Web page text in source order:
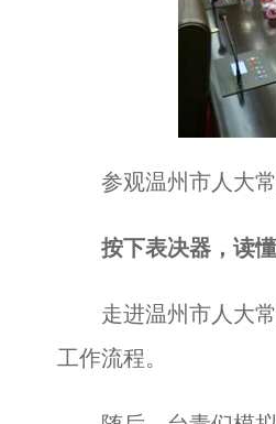
参观温州市人大
按下表决器，读懂
走进温州市人大常
工作流程。